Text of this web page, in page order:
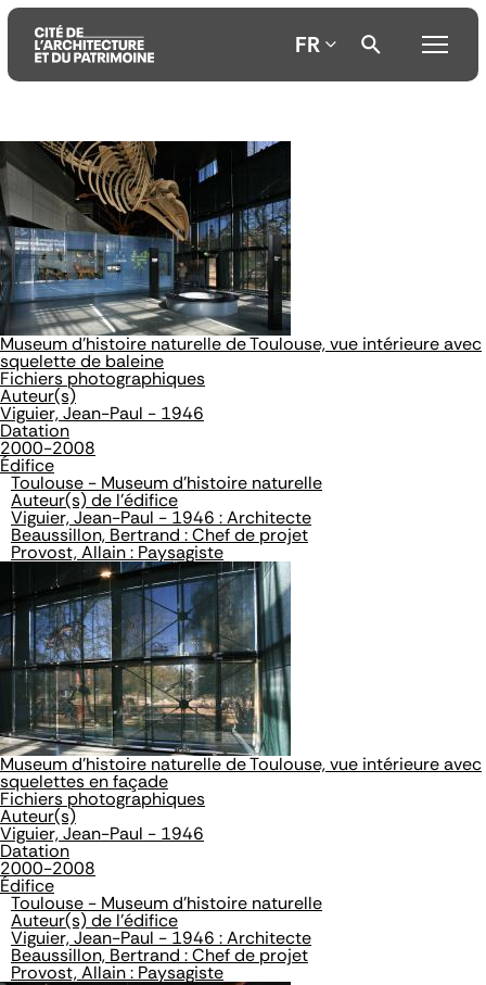
Aller
contenu
principal
Aller
menu
principal
Aller
la
recherche
FR
Museum d'histoire naturelle de Toulouse, vue intérieure avec
squelette de baleine
Fichiers photographiques
Auteur(s)
Viguier, Jean-Paul - 1946
Datation
2000-2008
Édifice
Toulouse - Museum d'histoire naturelle
Auteur(s) de l'édifice
Viguier, Jean-Paul - 1946 : Architecte
Beaussillon, Bertrand : Chef de projet
Provost, Allain : Paysagiste
Museum d'histoire naturelle de Toulouse, vue intérieure avec
squelettes en façade
Fichiers photographiques
Auteur(s)
Viguier, Jean-Paul - 1946
Datation
2000-2008
Édifice
Toulouse - Museum d'histoire naturelle
Auteur(s) de l'édifice
Viguier, Jean-Paul - 1946 : Architecte
Beaussillon, Bertrand : Chef de projet
Provost, Allain : Paysagiste